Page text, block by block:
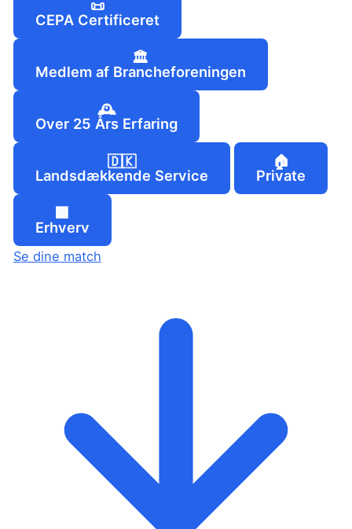
📜
CEPA Certificeret
🏛️
Medlem af Brancheforeningen
🕰️
Over 25 Års Erfaring
🇩🇰
Landsdækkende Service
🏠
Private
🏢
Erhverv
Se dine match